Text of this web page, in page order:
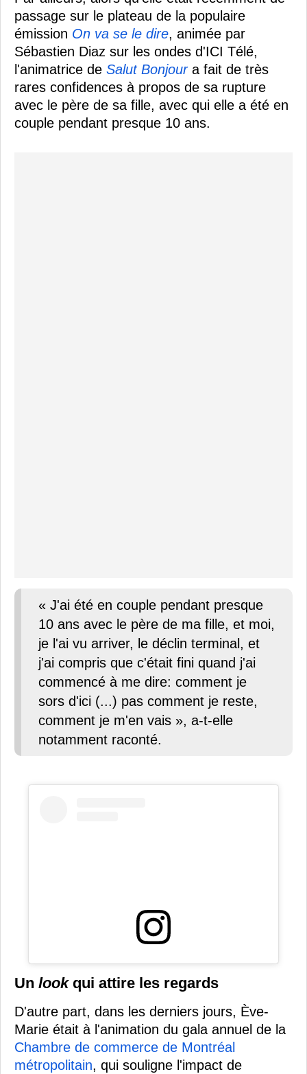
passage sur le plateau de la populaire
émission On va se le dire, animée par
Sébastien Diaz sur les ondes d'ICI Télé,
l'animatrice de Salut Bonjoura fait de très
rares confidences à propos de sa rupture
avec le père de sa fille, avec qui elle a été en
couple pendant presque 10 ans.
« J'ai été en couple pendant presque
10 ans avec le père de ma fille, et moi,
je l'ai vu arriver, le déclin terminal, et
j'ai compris que c'était fini quand j'ai
commencé à me dire: comment je
sors d'ici (...) pas comment je reste,
comment je m'en vais », a-t-elle
notamment raconté.
Un lookqui attire les regards
D'autre part, dans les derniers jours, Ève-
Marie était à l'animation du gala annuel de la
Chambre de commerce de Montréal
métropolitain, qui souligne l'impact de